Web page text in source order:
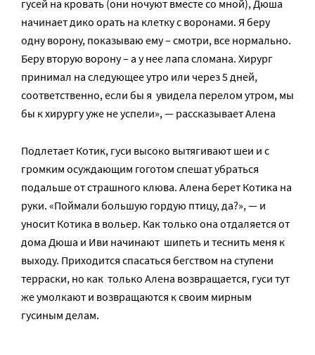
гусей на кровать (они ночуют вместе со мной), Дюша
начинает дико орать на клетку с воронами. Я беру
одну ворону, показываю ему – смотри, все нормально.
Беру вторую ворону – а у нее лапа сломана. Хирург
принимал на следующее утро или через 5 дней,
соответственно, если бы я увидела перелом утром, мы
бы к хирургу уже не успели», — рассказывает Алена
Подлетает Котик, гуси высоко вытягивают шеи и с
громким осуждающим гоготом спешат убраться
подальше от страшного клюва. Алена берет Котика на
руки. «Поймали большую гордую птицу, да?», — и
уносит Котика в вольер. Как только она отдаляется от
дома Дюша и Иви начинают шипеть и теснить меня к
выходу. Приходится спасаться бегством на ступени
терраски, но как только Алена возвращается, гуси тут
же умолкают и возвращаются к своим мирным
гусиным делам.